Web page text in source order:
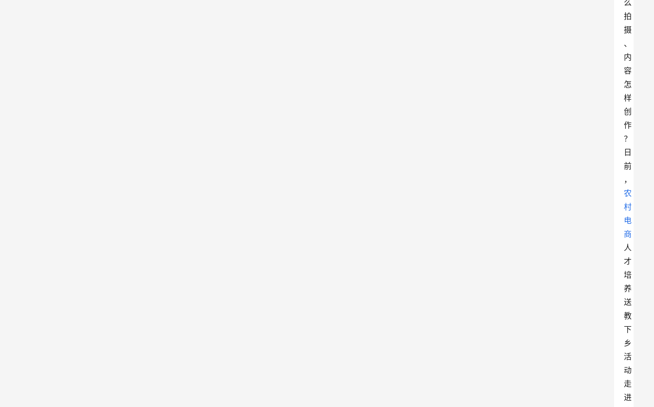
么
拍
摄
、
内
容
怎
样
创
作
？
日
前
，
农
村
电
商
人
才
培
养
送
教
下
乡
活
动
走
进